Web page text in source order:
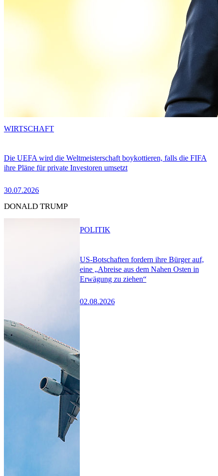
Die UEFA wird die Weltmeisterschaft boykottieren, falls die FIFA
ihre Pläne für private Investoren umsetzt
30.07.2026
WIRTSCHAFT
DONALD TRUMP
US-Botschaften fordern ihre Bürger auf,
eine „Abreise aus dem Nahen Osten in
Erwägung zu ziehen“
02.08.2026
POLITIK